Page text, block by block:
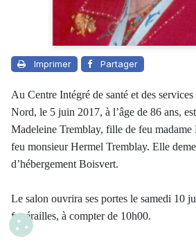
Imprimer Partager
Au Centre Intégré de santé et des
Nord, le 5 juin 2017, à l’âge de 86 ans,
Madeleine Tremblay, fille de feu
feu monsieur Hermel Tremblay. Elle
d’hébergement Boisvert.
Le salon ouvrira ses portes le samedi 10
funérailles, à compter de 10h00.